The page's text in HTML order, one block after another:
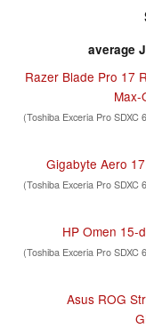
average
Razer Blade Pro 17
Max-
(Toshiba Exceria Pro SDXC
Gigabyte Aero
(Toshiba Exceria Pro SDXC
HP Omen 15-
(Toshiba Exceria Pro SDXC
Asus ROG